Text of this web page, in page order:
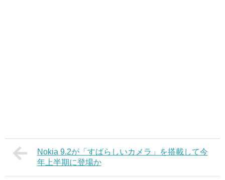
Nokia 9.2が「すばらしいカメラ」を搭載して今
年上半期に登場か